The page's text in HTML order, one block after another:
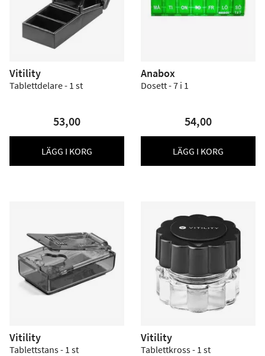
Vitility
Tablettdelare - 1 st
53,00
LÄGG I KORG
Anabox
Dosett - 7 i 1
54,00
LÄGG I KORG
Vitility
Tablettstans - 1 st
Vitility
Tablettkross - 1 st